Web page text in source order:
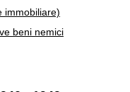
immobiliare)
beni nemici